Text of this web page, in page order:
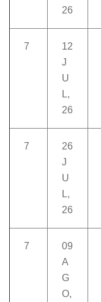
26
7
12
J
U
L,
26
7
26
J
U
L,
26
7
09
A
G
O,